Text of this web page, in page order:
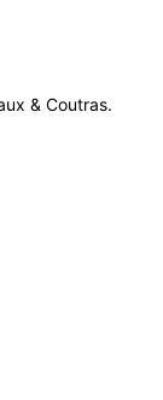
& Coutras.